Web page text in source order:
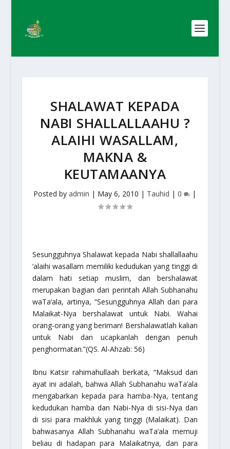
SHALAWAT KEPADA
NABI SHALLALLAAHU ?
ALAIHI WASALLAM,
MAKNA &
KEUTAMAANYA
Posted byadmin | May 6, 2010 | Tauhid |0 |
Sesungguhnya Shalawat kepada Nabi shallallaahu
‘alaihi wasallam memiliki kedudukan yang tinggi di
dalam hati setiap muslim, dan bershalawat
merupakan bagian dari perintah AllahSubhanahu
waTa’ala, artinya, “Sesungguhnya Allah dan para
Malaikat-Nya bershalawat untuk Nabi. Wahai
orang-orang yang beriman! Bershalawatlah kalian
untuk Nabi dan ucapkanlah dengan penuh
penghormatan.”(QS. Al-Ahzab: 56)
Ibnu Katsirrahimahullaah berkata, “Maksud dari
ayat ini adalah, bahwa AllahSubhanahu waTa’ala
mengabarkan kepada para hamba-Nya, tentang
kedudukan hamba dan Nabi-Nya di sisi-Nya dan
di sisi para makhluk yang tinggi (Malaikat). Dan
bahwasanya Allah Subhanahu waTa’ala memuji
beliau di hadapan para Malaikatnya, dan para